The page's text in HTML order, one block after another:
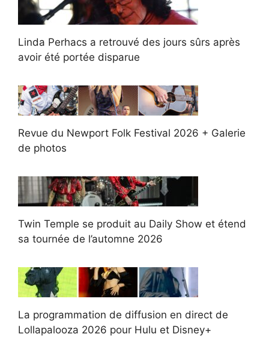
Linda Perhacs a retrouvé des jours sûrs après
avoir été portée disparue
Revue du Newport Folk Festival 2026 + Galerie
de photos
Twin Temple se produit au Daily Show et étend
sa tournée de l’automne 2026
La programmation de diffusion en direct de
Lollapalooza 2026 pour Hulu et Disney+